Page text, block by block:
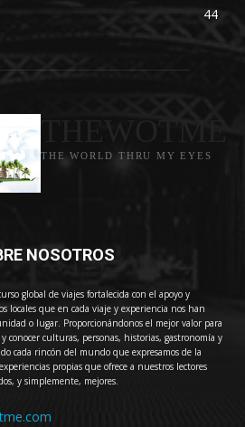
44
THE WORLD THRU MY EYES
NOSOTROS
global de viajes fortalecida con el apoyo y
locales que en cada viaje y experiencia nos han
o lugar. Proporcionándonos el mejor valor para
conocer culturas, personas, historias, gastronomía y
cada rincón del mundo que expresamos de la
propias que ofrece a nuestros lectores
y simplemente, mejores.